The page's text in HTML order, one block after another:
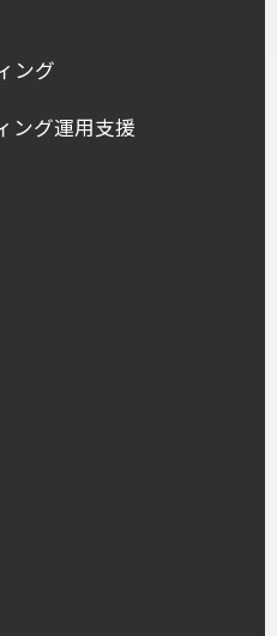
ング
ング運用支援